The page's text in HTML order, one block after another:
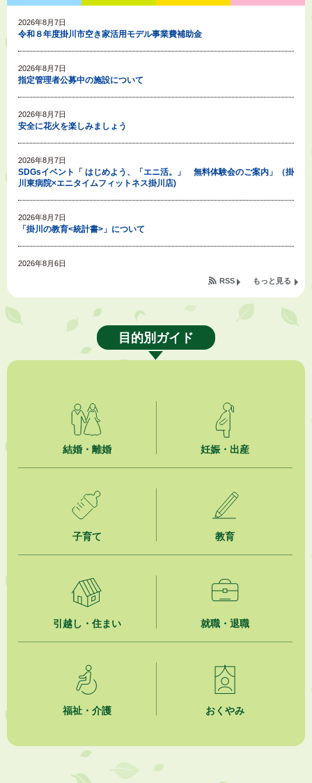
2026年8月7日
令和８年度掛川市空き家活用モデル事業費補助金
2026年8月7日
指定管理者公募中の施設について
2026年8月7日
安全に花火を楽しみましょう
2026年8月7日
SDGsイベント「 はじめよう、「エニ活。」 無料体験会のご案内」（掛
川東病院×エニタイムフィットネス掛川店)
2026年8月7日
「掛川の教育<統計書>」について
2026年8月6日
令和８年度公民館等（大東北公民館、大須賀中央公民館）講座のお知らせ
熱中症対策「クーリングシェルター」の設置について
「お茶を知る・体験する講座」を開催します
2026年8月5日
掛川市広告入り窓口封筒無償提供者募集
市民の勇気ある応急手当に感謝状を贈呈しました
2026年8月4日
夏季休暇期間 開業医等診療予定
「水道カルテ」の公表について
【参加者募集】プロ棋士から学ぼう！はじめての将棋教室
もっと見る
RSS
目的別ガイド
結婚・離婚 妊娠・出産
子育て 教育
引越し・住まい 就職・退職
福祉・介護 おくやみ